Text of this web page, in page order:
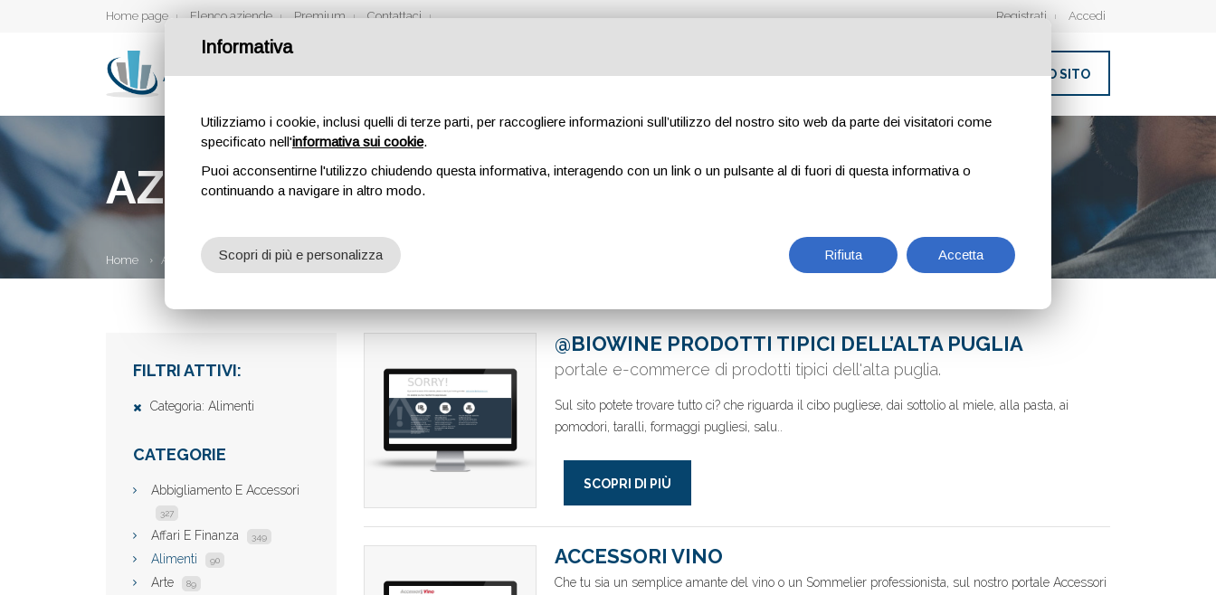
Home page Elenco aziende Premium Contattaci Registrati Accedi
INSERISCI IL TUO SITO
AZIENDE
Home Aziende
FILTRI ATTIVI:
Categoria: Alimenti
CATEGORIE
Abbigliamento E Accessori
327
Affari E Finanza 349
Alimenti 90
Arte 89
@BIOWINE PRODOTTI TIPICI DELL’ALTA PUGLIA
portale e-commerce di prodotti tipici dell'alta puglia.
Sul sito potete trovare tutto ci? che riguarda il cibo pugliese, dai sottolio al miele, alla pasta, ai
pomodori, taralli, formaggi pugliesi, salu..
SCOPRI DI PIÙ
ACCESSORI VINO
Che tu sia un semplice amante del vino o un Sommelier professionista, sul nostro portale Accessori
Informativa
Utilizziamo i cookie, inclusi quelli di terze parti, per raccogliere informazioni sull’utilizzo del nostro sito web da parte dei visitatori come
specificato nell'informativa sui cookie.
Puoi acconsentirne l'utilizzo chiudendo questa informativa, interagendo con un link o un pulsante al di fuori di questa informativa o
continuando a navigare in altro modo.
Rifiuta Accetta
Scopri di più e personalizza